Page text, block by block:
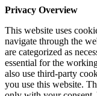
Privacy Overview
This website uses
navigate through the
are categorized as
essential for the
also use third-party
you use this website.